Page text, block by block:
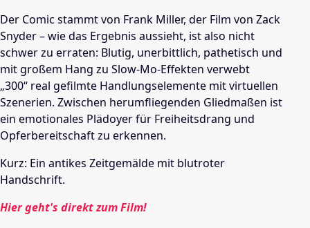
Der Comic stammt von Frank Miller, der Film von Zack
Snyder – wie das Ergebnis aussieht, ist also nicht
schwer zu erraten: Blutig, unerbittlich, pathetisch und
mit großem Hang zu Slow-Mo-Effekten verwebt
„300“ real gefilmte Handlungselemente mit virtuellen
Szenerien. Zwischen herumfliegenden Gliedmaßen ist
ein emotionales Plädoyer für Freiheitsdrang und
Opferbereitschaft zu erkennen.
Kurz: Ein antikes Zeitgemälde mit blutroter
Handschrift.
Hier geht's direkt zum Film!